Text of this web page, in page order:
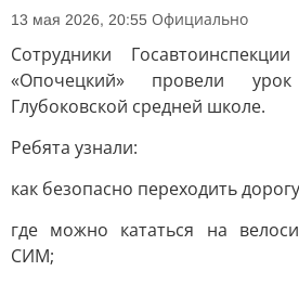
13 мая 2026, 20:55 Официально
Сотрудники
«Опочецкий» провели
Глубоковской средней школе.
Ребята узнали:
как безопасно переходить
где можно кататься на
СИМ;